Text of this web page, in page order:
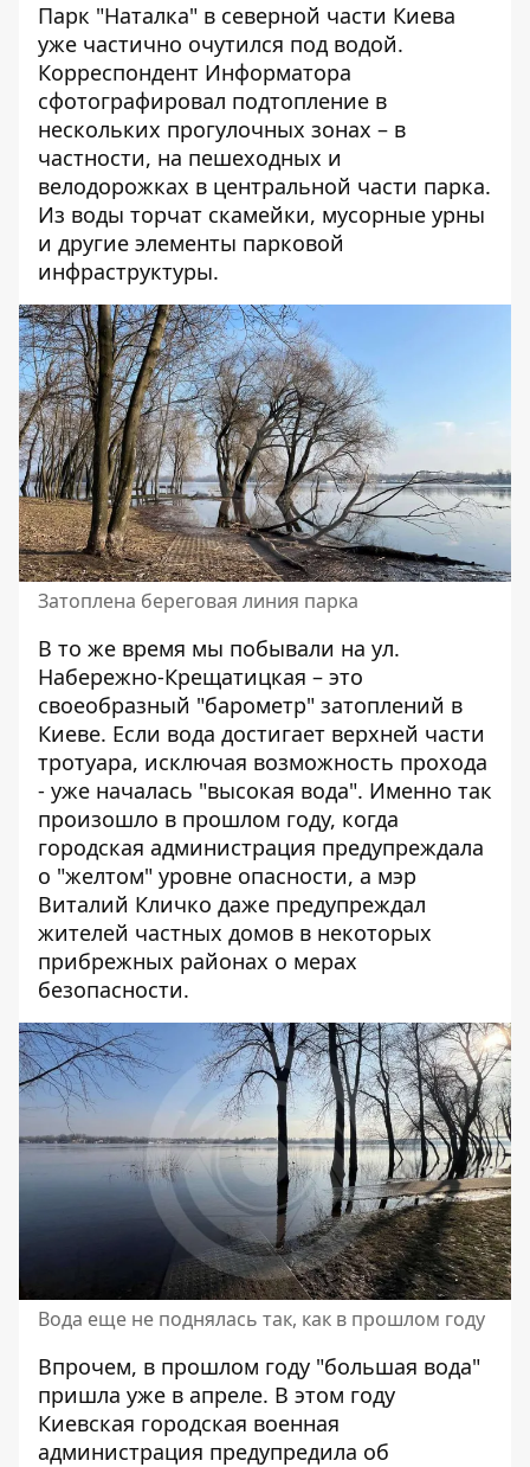
Парк "Наталка" в северной части Киева
уже частично очутился под водой.
Корреспондент Информатора
сфотографировал подтопление в
нескольких прогулочных зонах – в
частности, на пешеходных и
велодорожках в центральной части парка.
Из воды торчат скамейки, мусорные урны
и другие элементы парковой
инфраструктуры.
Затоплена береговая линия парка
В то же время мы побывали на ул.
Набережно-Крещатицкая – это
своеобразный "барометр" затоплений в
Киеве. Если вода достигает верхней части
тротуара, исключая возможность прохода
- уже началась "высокая вода". Именно так
произошло в прошлом году, когда
городская администрация предупреждала
о "желтом" уровне опасности, а мэр
Виталий Кличко даже предупреждал
жителей частных домов в некоторых
прибрежных районах о мерах
безопасности.
Вода еще не поднялась так, как в прошлом году
Впрочем, в прошлом году "большая вода"
пришла уже в апреле. В этом году
Киевская городская военная
администрация предупредила об